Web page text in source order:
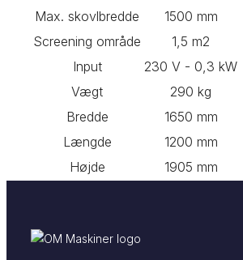
Max. skovlbredde
1500 mm
Screening område
1,5 m2
Input
230 V - 0,3 kW
Vægt
290 kg
Bredde
1650 mm
Længde
1200 mm
Højde
1905 mm